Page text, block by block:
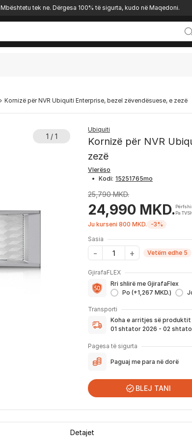
Mbështetu tek ne. Dërgesa 100% të sigurta, kudo në Maqedoni.
Kornizë për NVR Ubiquiti Enterprise, bezel zëvendësuese, e zezë
1 / 1
Ubiquiti
Kornizë për NVR
zezë
Vlerëso
• Kodi:
25,790 MKD.
24,990 MKD.Pa
Ju kurseni 800 MKD.
-3%
Sasia
Vetëm edhe 5
GjirafaFLEX
Rri shlirë me GjirafaFlex
Po (+1,267 MKD.)
Me GjirafaFLEX përfitoni:
-Prioritetpër zgjidhjen e
- Kontakt brenda
për
- Pranim dhe dërgim me
Transporti
Koha e arritjes së produktit
01 shtator 2026 - 02
dhe njoftimit për verifikim
Nëse porosia bëhet tani,
njoftoheni në vazhdimësi
për te ju.
*Në 99% të rasteve, produktet
Pagesa të sigurta
Paguaj me para në dorë
BLEJ TANI
Detajet